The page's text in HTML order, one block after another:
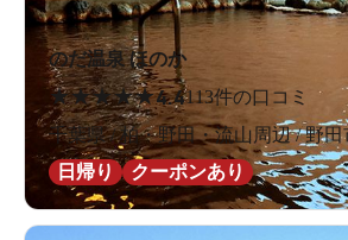
のだ温泉 ほのか
★★★★★4.4113件の口コミ
千葉県 / 柏・野田・流山周辺 / 野田
日帰り
クーポンあり